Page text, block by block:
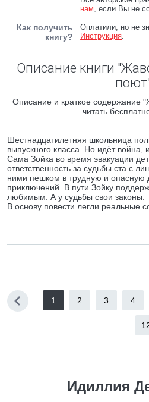
нам, если Вы не
Как получить
книгу?
Оплатили, но не
Инструкция.
Описание книги
Описание и краткое содержание
читать
Шестнадцатилетняя школьница
выпускного класса. Но идёт
Сама Зойка во время эвакуации
ответственность за судьбы ста с
ними пешком в трудную и опасную
приключений. В пути Зойку
любимым. А у судьбы свои законы.
В основу повести легли реальные
1 2 3 4
Идиллия